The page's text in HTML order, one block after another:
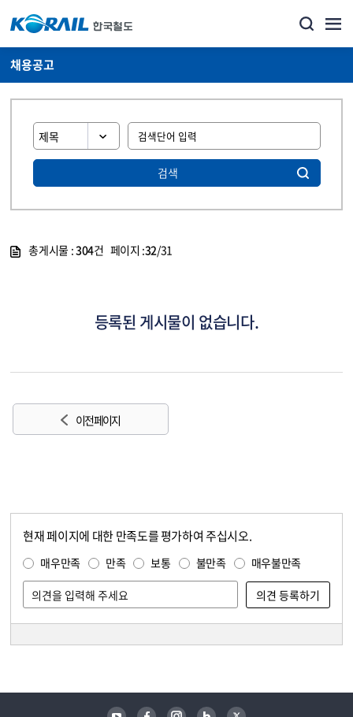
채용공고
검색
총게시물 :304건 페이지 :32/31
등록된 게시물이 없습니다.
이전 페이지
현재 페이지에 대한 만족도를 평가하여 주십시오.
매우만족 만족 보통 불만족 매우불만족
유튜브 페이스북 인스타그램 블로그 트위터